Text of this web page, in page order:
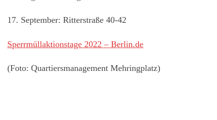
17. September: Ritterstraße 40-42
Sperrmüllaktionstage 2022 – Berlin.de
(Foto: Quartiersmanagement Mehringplatz)